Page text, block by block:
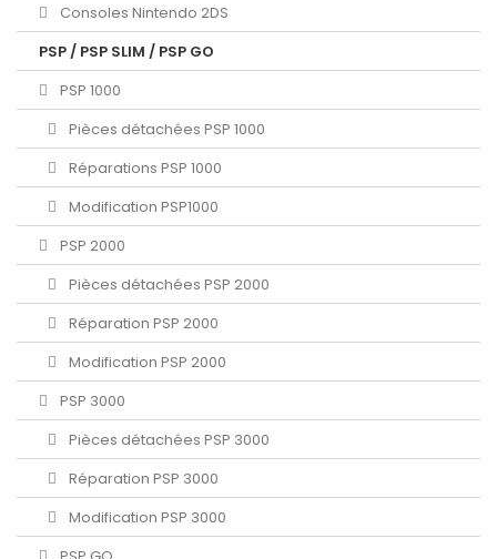
Consoles Nintendo 2DS
PSP / PSP SLIM / PSP GO
PSP 1000
Pièces détachées PSP 1000
Réparations PSP 1000
Modification PSP1000
PSP 2000
Pièces détachées PSP 2000
Réparation PSP 2000
Modification PSP 2000
PSP 3000
Pièces détachées PSP 3000
Réparation PSP 3000
Modification PSP 3000